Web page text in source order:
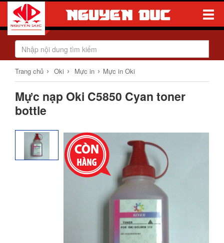
Toggle
Trang chủ › Oki › Mực in › Mực in Oki
Mực nạp Oki C5850 Cyan toner
bottle